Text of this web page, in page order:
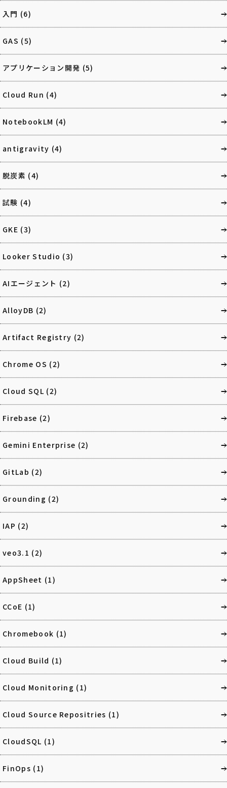
入門 (6)
GAS (5)
アプリケーション開発 (5)
Cloud Run (4)
NotebookLM (4)
antigravity (4)
脱炭素 (4)
試験 (4)
GKE (3)
Looker Studio (3)
AIエージェント (2)
AlloyDB (2)
Artifact Registry (2)
Chrome OS (2)
Cloud SQL (2)
Firebase (2)
Gemini Enterprise (2)
GitLab (2)
Grounding (2)
IAP (2)
veo3.1 (2)
AppSheet (1)
CCoE (1)
Chromebook (1)
Cloud Build (1)
Cloud Monitoring (1)
Cloud Source Repositries (1)
CloudSQL (1)
FinOps (1)